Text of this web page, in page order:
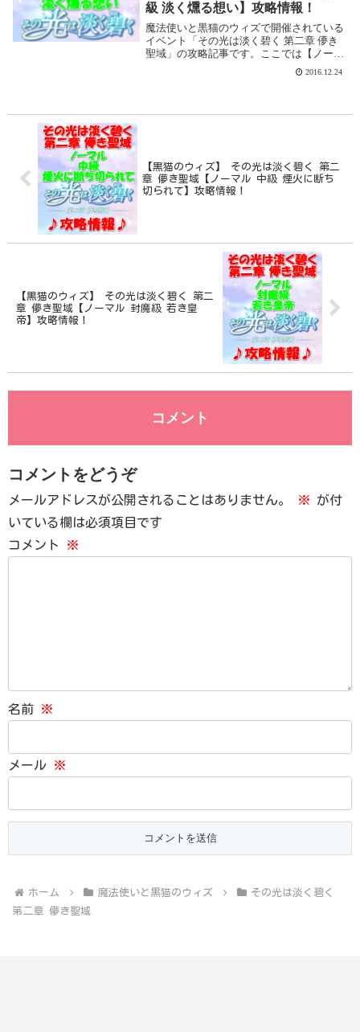
級 淡く燻る想い】攻略情報！
魔法使いと黒猫のウィズで開催されている
イベント「その光は淡く碧く 第二章 儚き
聖域」の攻略記事です。ここでは【ノーマ
ル 初級 淡く燻る想い】を攻略します。こ
の【ノーマル 初級 淡く燻る想い】をサブ
2016.12.24
【黒猫のウィズ】 その光は淡く碧く 第二
章 儚き聖域【ノーマル 中級 煙火に断ち
切られて】攻略情報！
【黒猫のウィズ】 その光は淡く碧く 第二
章 儚き聖域【ノーマル 封魔級 若き皇
帝】攻略情報！
コメント
コメントをどうぞ
メールアドレスが公開されることはありません。 ※ が付
いている欄は必須項目です
コメント
※
名前 ※
メール ※
ホーム 魔法使いと黒猫のウィズ
その光は淡く碧く
第二章 儚き聖域